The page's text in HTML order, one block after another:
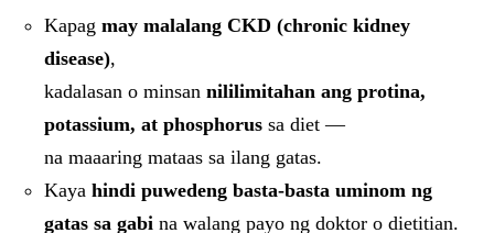
Kapag may malalang CKD (chronic kidney
disease),
kadalasan o minsan nililimitahan ang protina,
potassium, at phosphorus sa diet —
na maaaring mataas sa ilang gatas.
Kaya hindi puwedeng basta-basta uminom ng
gatas sa gabi na walang payo ng doktor o dietitian.